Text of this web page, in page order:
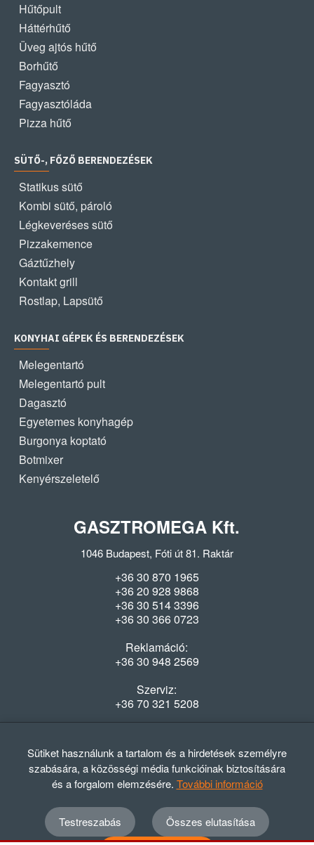
Hűtőpult
Háttérhűtő
Üveg ajtós hűtő
Borhűtő
Fagyasztó
Fagyasztóláda
Pizza hűtő
SÜTŐ-, FŐZŐ BERENDEZÉSEK
Statikus sütő
Kombi sütő, pároló
Légkeveréses sütő
Pizzakemence
Gáztűzhely
Kontakt grill
Rostlap, Lapsütő
KONYHAI GÉPEK ÉS BERENDEZÉSEK
Melegentartó
Melegentartó pult
Dagasztó
Egyetemes konyhagép
Burgonya koptató
Botmixer
Kenyérszeletelő
GASZTROMEGA Kft.
1046 Budapest, Fóti út 81. Raktár
+36 30 870 1965
+36 20 928 9868
+36 30 514 3396
+36 30 366 0723
Reklamáció:
+36 30 948 2569
Szerviz:
+36 70 321 5208
Hétfő-Péntek: 08:00-16:30
© 2012 - 2024 GASZTRΩMEGA Kft.
Sütiket használunk a tartalom és a hirdetések személyre
szabására, a közösségi média funkcióinak biztosítására
és a forgalom elemzésére. További információ
Testreszabás
Összes elutasítása